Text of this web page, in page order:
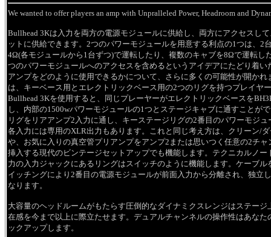
We wanted to offer players an amp with Unpralleled Power, Headroom and
Bullhead 3Kは入力を両方の電源モジュールに供給し、両方にアクセスし
ットに供給できます。2つのパワーモジュールを用意する利点の1つは、2
4Ω(各モジュールから1台ずつ)で運転したり、複数のキャブを8Ωで運転し
つのパワーモジュールへのアクセスを含めるというアイデアにたどり着い
アンプをどのように使用できるかについて、さらに多くの可能性が開かれ
は、キーベース用とエレクトリックベース用の2つのリグを持つプレイヤ
Bullhead 3Kを使用すると、同じプレーヤーがエレクトリックベースを
し、内部の1500wパワーモジュールの1つとステージキャブに通すことが
リグをリアアンプ2入力に通し、キーステージリグの2番目のパワーモジ
各入力には専用のXLR出力もあります。これと同じ考え方は、クリーン/
や、お気に入りの真空管プリアンプをアンプ2または思いつく任意の2チ
挿入する現代のビンテージセットアップでも機能します。テクニカルノ
力の入力ジャックにあるリングはスイッチのように機能します。ケーブル
イッチングにより2番目の電源モジュールが前面入力から分離され、独立
なります。
大容量のヘッドルームがもたらす圧倒的なダイナミクスレンジはステージ
在感を今まで以上に際立たせます。デュアルチャンネルの操作性はあなた
ックアップします。